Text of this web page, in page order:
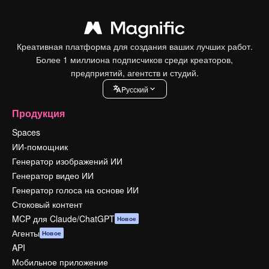
Креативная платформа для создания ваших лучших работ.
Более 1 миллиона подписчиков среди креаторов,
предприятий, агентств и студий.
Pусский
Продукция
Spaces
ИИ-помощник
Генератор изображений ИИ
Генератор видео ИИ
Генератор голоса на основе ИИ
Стоковый контент
MCP для Claude/ChatGPT Новое
Агенты Новое
API
Мобильное приложение